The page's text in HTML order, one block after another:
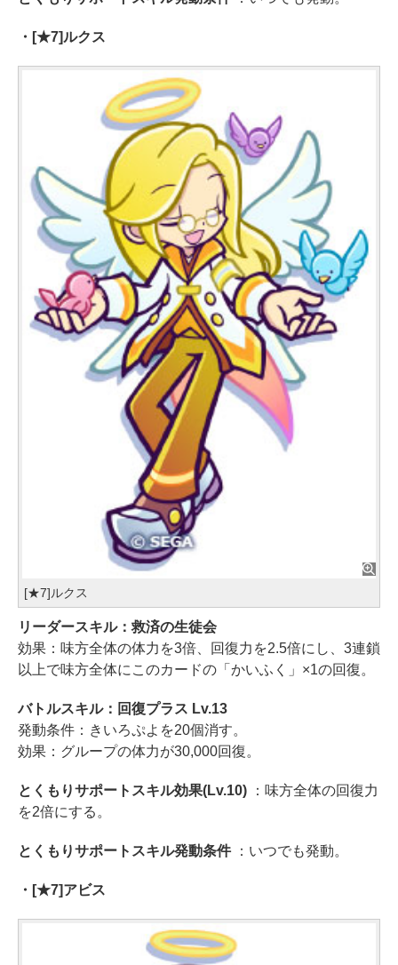
・[★7]ルクス
[★7]ルクス
リーダースキル：救済の生徒会
効果：味方全体の体力を3倍、回復力を2.5倍にし、3連鎖
以上で味方全体にこのカードの「かいふく」×1の回復。
バトルスキル：回復プラス Lv.13
発動条件：きいろぷよを20個消す。
効果：グループの体力が30,000回復。
とくもりサポートスキル効果(Lv.10)
：味方全体の回復力
を2倍にする。
とくもりサポートスキル発動条件 ：いつでも発動。
・[★7]アビス